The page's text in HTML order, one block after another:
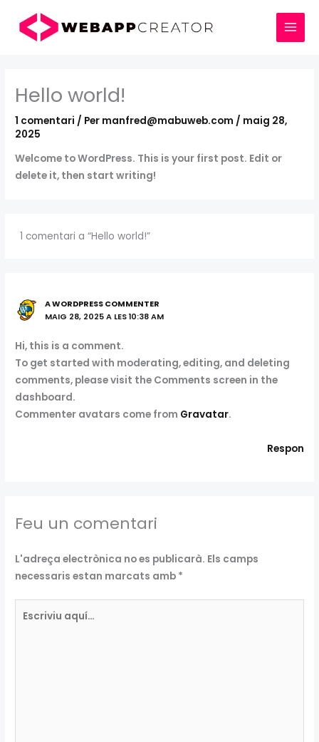
contingut
Hello world!
1 comentari / Per manfred@mabuweb.com / maig 28,
2025
Welcome to WordPress. This is your first post. Edit or
delete it, then start writing!
1 comentari a “Hello world!”
A WORDPRESS COMMENTER
MAIG 28, 2025 A LES 10:38 AM
Hi, this is a comment.
To get started with moderating, editing, and deleting
comments, please visit the Comments screen in the
dashboard.
Commenter avatars come from Gravatar.
Respon
Feu un comentari
L'adreça electrònica no es publicarà. Els camps
necessaris estan marcats amb *